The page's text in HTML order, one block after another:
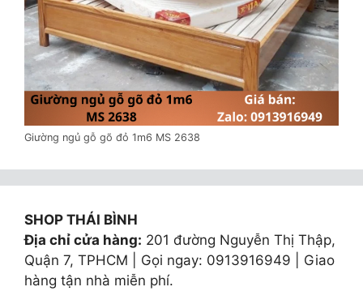
Giường ngủ gỗ gõ đỏ 1m6 MS 2638
SHOP THÁI BÌNH
Địa chỉ cửa hàng: 201 đường Nguyễn Thị Thập,
Quận 7, TPHCM | Gọi ngay: 0913916949 | Giao
hàng tận nhà miễn phí.